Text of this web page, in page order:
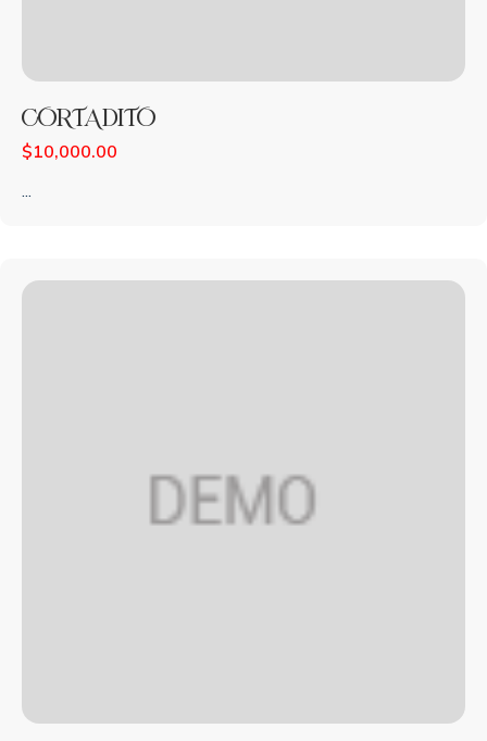
CORTADITO
$10,000.00
...